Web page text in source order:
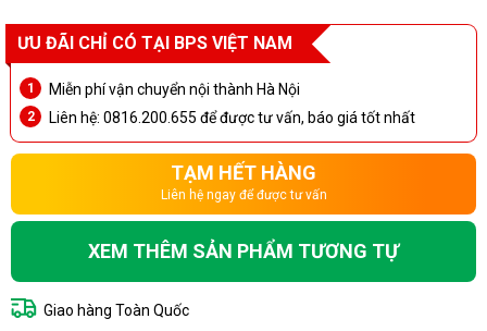
ƯU ĐÃI CHỈ CÓ TẠI BPS VIỆT NAM
Miễn phí vận chuyển nội thành Hà Nội
Liên hệ: 0816.200.655 để được tư vấn, báo giá tốt nhất
TẠM HẾT HÀNG
Liên hệ ngay để được tư vấn
XEM THÊM SẢN PHẨM TƯƠNG TỰ
Giao hàng Toàn Quốc